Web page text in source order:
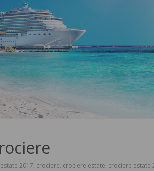
2017, crociere, crociere estate, crociere estate